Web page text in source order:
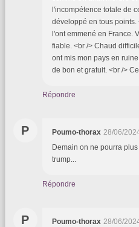
l'incompétence totale de
développé en tous points.
l'ont emmené en France.
fiable. <br /> Chaud
ont mis mon pays en
de bon et gratuit. <br />
Répondre
P Poumo-thorax 28/06/
Demain on ne pourra
trump...
Répondre
P Poumo-thorax 28/06/